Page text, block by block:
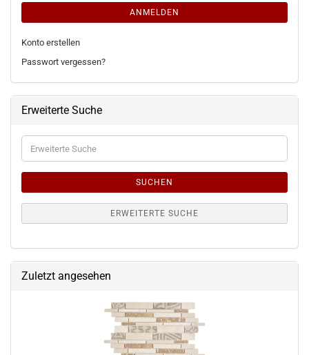
ANMELDEN
Konto erstellen
Passwort vergessen?
Erweiterte Suche
Erweiterte
Suche
SUCHEN
ERWEITERTE SUCHE
Zuletzt angesehen